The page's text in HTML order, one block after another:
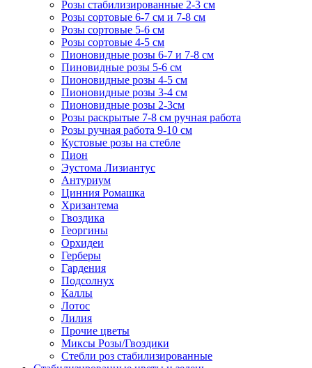
Розы стабилизированные 2-3 см
Розы сортовые 6-7 см и 7-8 см
Розы сортовые 5-6 см
Розы сортовые 4-5 см
Пионовидные розы 6-7 и 7-8 см
Пиновидные розы 5-6 см
Пионовидные розы 4-5 см
Пионовидные розы 3-4 см
Пионовидные розы 2-3см
Розы раскрытые 7-8 см ручная работа
Розы ручная работа 9-10 см
Кустовые розы на стебле
Пион
Эустома Лизиантус
Антуриум
Цинния Ромашка
Хризантема
Гвоздика
Георгины
Орхидеи
Герберы
Гардения
Подсолнух
Каллы
Лотос
Лилия
Прочие цветы
Миксы Розы/Гвоздики
Стебли роз стабилизированные